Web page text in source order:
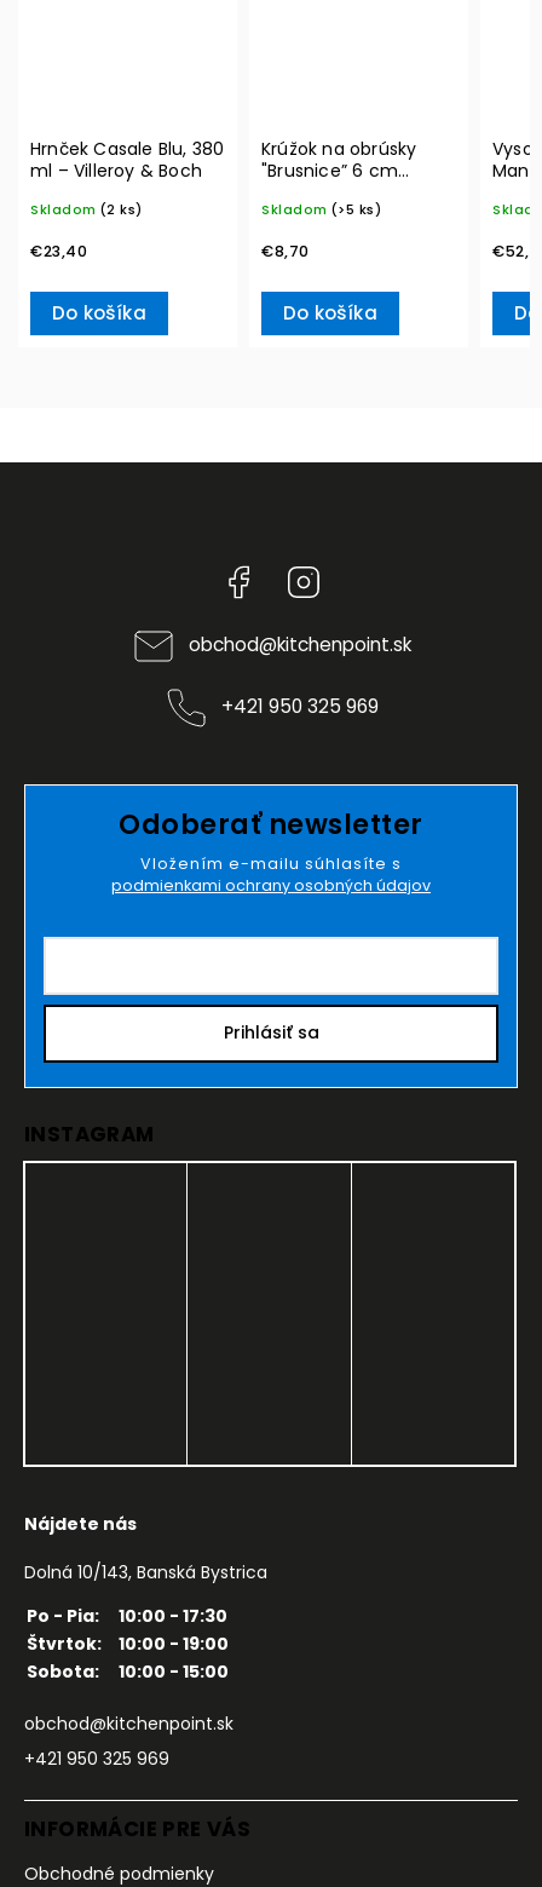
Hrnček Casale Blu, 380
ml – Villeroy & Boch
Skladom (2 ks)
€23,40
Do košíka
Krúžok na obrúsky
"Brusnice” 6 cm
Accessoires – Villeroy
Skladom (>5 ks)
€8,70
Do košíka
&
Facebook
obchod@kitchenpoint.sk
+421 950 325 969
Odoberať newsletter
Vložením e-mailu súhlasíte s
podmienkami ochrany osobných údajov
Prihlásiť sa
INSTAGRAM
Nájdete nás
Dolná 10/143, Banská Bystrica
Po - Pia:
10:00 - 17:30
Štvrtok:
10:00 - 19:00
Sobota:
10:00 - 15:00
obchod@kitchenpoint.sk
+421 950 325 969
INFORMÁCIE PRE VÁS
Obchodné podmienky